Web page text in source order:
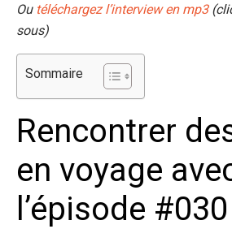
Ou téléchargez l’interview en mp3
sous)
Sommaire
Rencontrer
en voyage
l’épisode #030